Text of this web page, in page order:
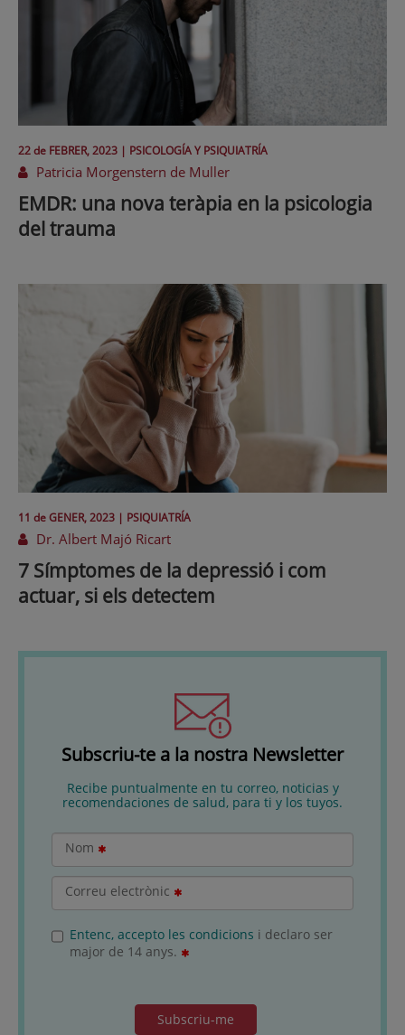
22 de FEBRER, 2023 | PSICOLOGÍA Y PSIQUIATRÍA
Patricia Morgenstern de Muller
EMDR: una nova teràpia en la psicologia
del trauma
11 deGENER, 2023 | PSIQUIATRÍA
Dr. Albert Majó Ricart
7 Símptomes de la depressió i com
actuar, si els detectem
Subscriu-te a la nostra Newsletter
Recibe puntualmente en tu correo, noticias y
recomendaciones de salud, para ti y los tuyos.
Nom
Correu electrònic
Entenc, accepto les condicions i declaro ser
major de 14 anys.
Subscriu-me